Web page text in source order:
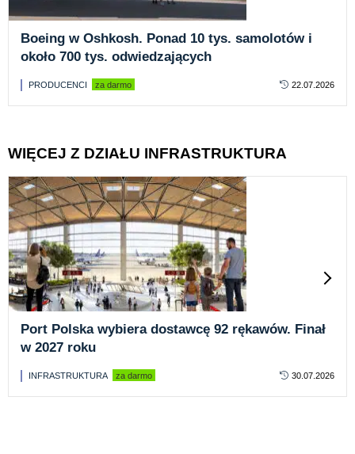
Boeing w Oshkosh. Ponad 10 tys. samolotów i
około 700 tys. odwiedzających
PRODUCENCI za darmo 22.07.2026
WIĘCEJ Z DZIAŁU INFRASTRUKTURA
Port Polska wybiera dostawcę 92 rękawów. Finał
w 2027 roku
INFRASTRUKTURA za darmo 30.07.2026